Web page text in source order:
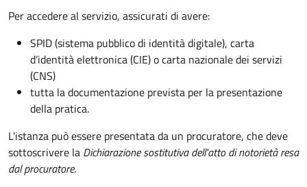
Per accedere al servizio, assicurati di avere:
SPID (sistema pubblico di identità digitale), carta
d’identità elettronica (CIE) o carta nazionale dei servizi
(CNS)
tutta la documentazione prevista per la presentazione
della pratica.
L'istanza può essere presentata da un procuratore, che deve
sottoscrivere la Dichiarazione sostitutiva dell'atto di notorietà resa
dal procuratore.